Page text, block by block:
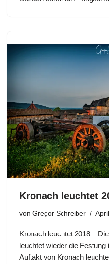
Kronach leuchtet
von Gregor Schreiber
Kronach leuchtet 2018 –
leuchtet wieder die
Auftakt von Kronach